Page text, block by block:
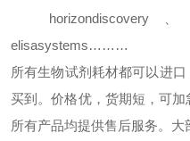
horizondiscovery、
elisasystems………
所有生物试剂耗材都可以进
买到。价格优，货期短，可加
所有产品均提供售后服务。大